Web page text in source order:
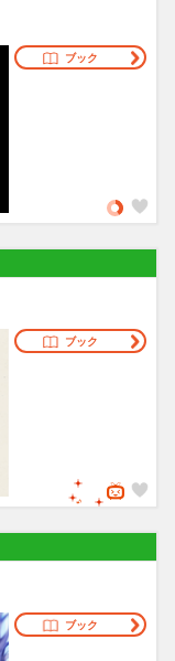
ブック
ブック
ブック